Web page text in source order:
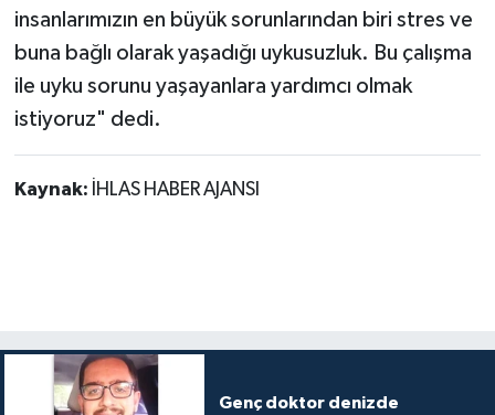
insanlarımızın en büyük sorunlarından biri stres ve
buna bağlı olarak yaşadığı uykusuzluk. Bu çalışma
ile uyku sorunu yaşayanlara yardımcı olmak
istiyoruz" dedi.
Kaynak: İHLAS HABER AJANSI
Genç doktor denizde